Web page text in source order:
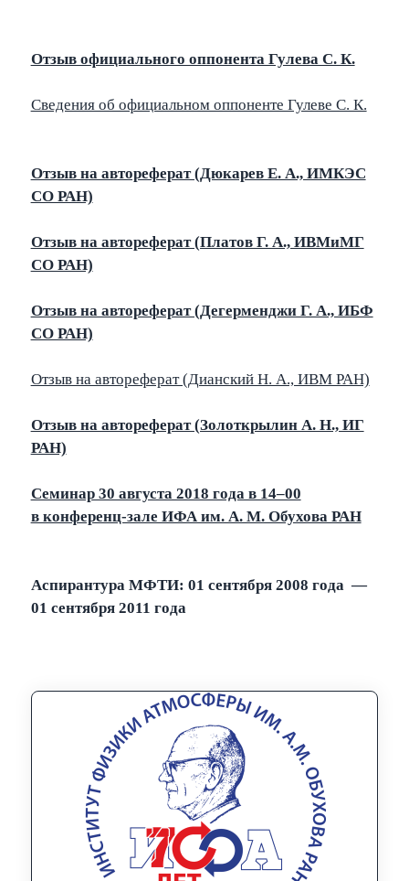
Отзыв официального оппонента Гулева С. К.
Сведения об официальном оппоненте Гулеве С. К.
Отзыв на автореферат (Дюкарев Е. А., ИМКЭС
СО РАН)
Отзыв на автореферат (Платов Г. А., ИВМиМГ
СО РАН)
Отзыв на автореферат (Дегерменджи Г. А., ИБФ
СО РАН)
Отзыв на автореферат (Дианский Н. А., ИВМ РАН)
Отзыв на автореферат (Золоткрылин А. Н., ИГ
РАН)
Семинар 30 августа 2018 года в 14–00
в конференц-зале ИФА им. А. М. Обухова РАН
Аспирантура МФТИ: 01 сентября 2008 года —
01 сентября 2011 года